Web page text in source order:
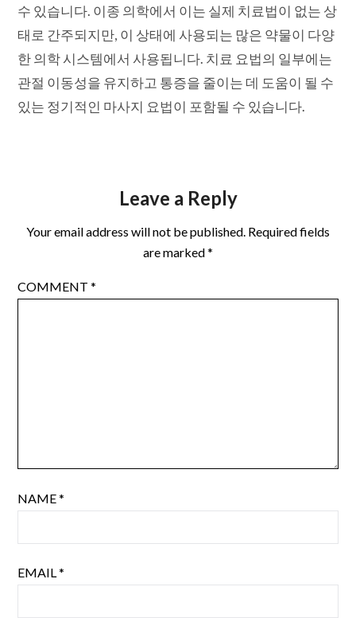
수 있습니다. 이종 의학에서 이는 실제 치료법이 없는 상
태로 간주되지만, 이 상태에 사용되는 많은 약물이 다양
한 의학 시스템에서 사용됩니다. 치료 요법의 일부에는
관절 이동성을 유지하고 통증을 줄이는 데 도움이 될 수
있는 정기적인 마사지 요법이 포함될 수 있습니다.
Leave a Reply
Your email address will not be published. Required fields
are marked*
COMMENT*
NAME*
EMAIL*